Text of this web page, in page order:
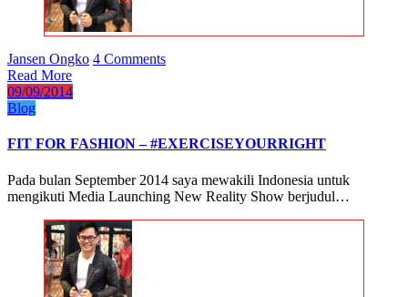
Jansen Ongko 4 Comments
Read More
09/09/2014
Blog
FIT FOR FASHION – #EXERCISEYOURRIGHT
Pada bulan September 2014 saya mewakili Indonesia untuk
mengikuti Media Launching New Reality Show berjudul…